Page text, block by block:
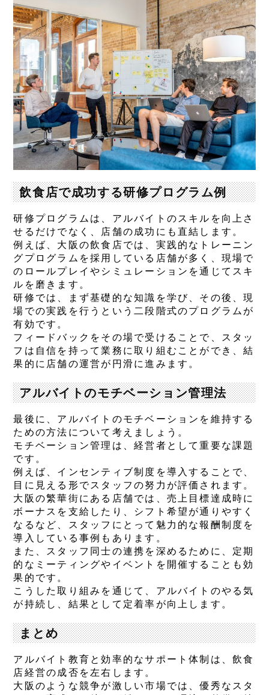
飲食店で成功する研修プログラム例
研修プログラムは、アルバイトのスキルを向上さ
せるだけでなく、店舗の成功にも直結します。
例えば、大阪の飲食店では、実践的なトレーニン
グプログラムを採用している店舗が多く、現場で
のロールプレイやシミュレーションを通じてスキ
ルを磨きます。
研修では、まず基礎的な知識を学び、その後、現
場での実践を行うという二段階式のプログラムが
有効です。
フィードバックをその場で受けることで、スタッ
フは自信を持って業務に取り組むことができ、結
果的に店舗の運営が円滑に進みます。
アルバイトのモチベーション管理法
最後に、アルバイトのモチベーションを維持する
ための方法について考えましょう。
モチベーション管理は、経営者として重要な課題
です。
例えば、インセンティブ制度を導入することで、
目に見える形でスタッフの努力が評価されます。
大阪の繁華街にある店舗では、売上目標達成時に
ボーナスを支給したり、シフト希望が通りやすく
なるなど、スタッフにとって魅力的な報酬制度を
導入している事例もあります。
また、スタッフ同士の連携を深めるために、定期
的なミーティングやイベントを開催することも効
果的です。
こうした取り組みを通じて、アルバイトのやる気
が持続し、結果として定着率が向上します。
まとめ
アルバイト教育と効率的なサポート体制は、飲食
店経営の成否を左右します。
大阪のような競争が激しい市場では、優秀なスタ